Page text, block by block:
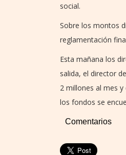
social.
Sobre los montos
reglamentación
Esta mañana los
salida, el director
2 millones al mes
los fondos se
Comentarios